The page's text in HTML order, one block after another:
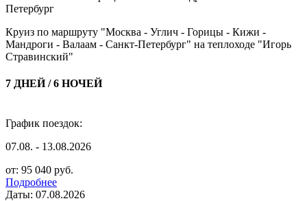
Петербург
Круиз по маршруту "Москва - Углич - Горицы - Кижи -
Мандроги - Валаам - Санкт-Петербург" на теплоходе "Игорь
Стравинский"
7 ДНЕЙ / 6 НОЧЕЙ
График поездок:
07.08. - 13.08.2026
от: 95 040 руб.
Подробнее
Даты: 07.08.2026